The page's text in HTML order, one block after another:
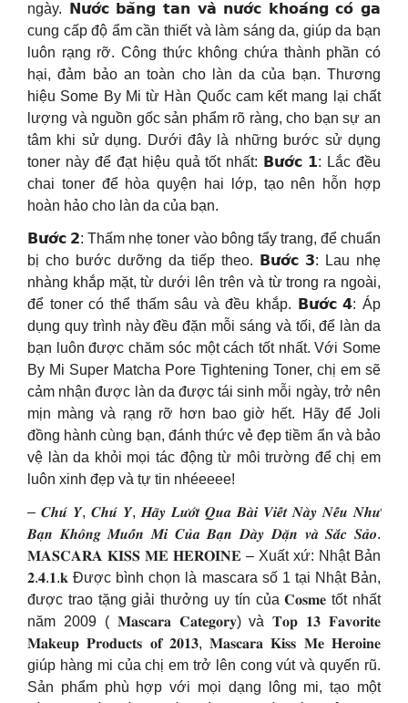
ngày. 𝗡𝘂̛𝗼̛́𝗰 𝗯𝗮̆𝗻𝗴 𝘁𝗮𝗻 𝘃𝗮̀ 𝗻𝘂̛𝗼̛́𝗰 𝗸𝗵𝗼𝗮́𝗻𝗴 𝗰𝗼́ 𝗴𝗮
cung cấp độ ẩm cần thiết và làm sáng da, giúp da bạn
luôn rạng rỡ. Công thức không chứa thành phần có
hại, đảm bảo an toàn cho làn da của bạn. Thương
hiệu Some By Mi từ Hàn Quốc cam kết mang lại chất
lượng và nguồn gốc sản phẩm rõ ràng, cho bạn sự an
tâm khi sử dụng. Dưới đây là những bước sử dụng
toner này để đạt hiệu quả tốt nhất: 𝗕𝘂̛𝗼̛́𝗰 𝟭: Lắc đều
chai toner để hòa quyện hai lớp, tạo nên hỗn hợp
hoàn hảo cho làn da của bạn.
𝗕𝘂̛𝗼̛́𝗰 𝟮: Thấm nhẹ toner vào bông tẩy trang, để chuẩn
bị cho bước dưỡng da tiếp theo. 𝗕𝘂̛𝗼̛́𝗰 𝟯: Lau nhẹ
nhàng khắp mặt, từ dưới lên trên và từ trong ra ngoài,
để toner có thể thấm sâu và đều khắp. 𝗕𝘂̛𝗼̛́𝗰 𝟰: Áp
dụng quy trình này đều đặn mỗi sáng và tối, để làn da
bạn luôn được chăm sóc một cách tốt nhất. Với Some
By Mi Super Matcha Pore Tightening Toner, chị em sẽ
cảm nhận được làn da được tái sinh mỗi ngày, trở nên
mịn màng và rạng rỡ hơn bao giờ hết. Hãy để Joli
đồng hành cùng bạn, đánh thức vẻ đẹp tiềm ẩn và bảo
vệ làn da khỏi mọi tác động từ môi trường để chị em
luôn xinh đẹp và tự tin nhéeeee!
– 𝑪𝒉𝒖́ 𝒀́, 𝑪𝒉𝒖́ 𝒀́, 𝑯𝒂̃𝒚 𝑳𝒖̛𝒐̛́𝒕 𝑸𝒖𝒂 𝑩𝒂̀𝒊 𝑽𝒊𝒆̂́𝒕 𝑵𝒂̀𝒚 𝑵𝒆̂́𝒖 𝑵𝒉𝒖̛
𝑩𝒂̣𝒏 𝑲𝒉𝒐̂𝒏𝒈 𝑴𝒖𝒐̂́𝒏 𝑴𝒊 𝑪𝒖̉𝒂 𝑩𝒂̣𝒏 𝑫𝒂̀𝒚 𝑫𝒂̣̆𝒏 𝒗𝒂̀ 𝑺𝒂̆́𝒄 𝑺𝒂̉𝒐.
𝐌𝐀𝐒𝐂𝐀𝐑𝐀 𝐊𝐈𝐒𝐒 𝐌𝐄 𝐇𝐄𝐑𝐎𝐈𝐍𝐄 – Xuất xứ: Nhật Bản
️𝟐.𝟒.𝟏.𝐤 Được bình chọn là mascara số 1 tại Nhật Bản,
được trao tặng giải thưởng uy tín của 𝐂𝐨𝐬𝐦𝐞 tốt nhất
năm 2009 ( 𝐌𝐚𝐬𝐜𝐚𝐫𝐚 𝐂𝐚𝐭𝐞𝐠𝐨𝐫𝐲) và 𝐓𝐨𝐩 𝟏𝟑 𝐅𝐚𝐯𝐨𝐫𝐢𝐭𝐞
𝐌𝐚𝐤𝐞𝐮𝐩 𝐏𝐫𝐨𝐝𝐮𝐜𝐭𝐬 𝐨𝐟 𝟐𝟎𝟏𝟑, 𝐌𝐚𝐬𝐜𝐚𝐫𝐚 𝐊𝐢𝐬𝐬 𝐌𝐞 𝐇𝐞𝐫𝐨𝐢𝐧𝐞
giúp hàng mi của chị em trở lên cong vút và quyến rũ.
Sản phẩm phù hợp với mọi dạng lông mi, tạo một